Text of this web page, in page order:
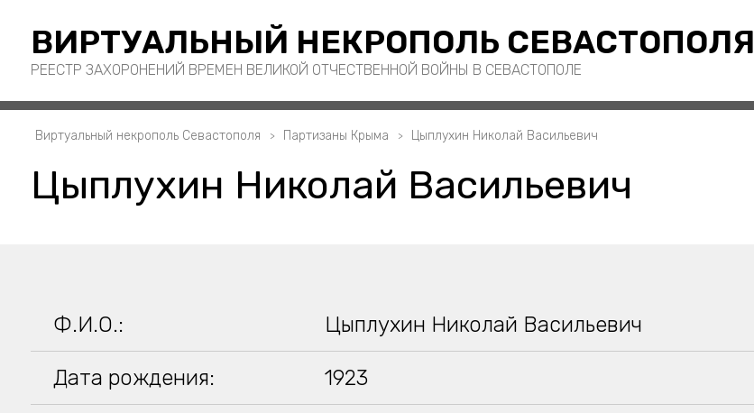
ВИРТУАЛЬНЫЙ НЕКРОПОЛЬ СЕВАСТОПОЛЯ
РЕЕСТР ЗАХОРОНЕНИЙ ВРЕМЕН ВЕЛИКОЙ ОТЧЕСТВЕННОЙ ВОЙНЫ В СЕВАСТОПОЛЕ
Виртуальный некрополь Севастополя Партизаны Крыма Цыплухин Николай Васильевич
Цыплухин Николай Васильевич
Ф.И.О.: Цыплухин Николай Васильевич
Дата рождения: 1923